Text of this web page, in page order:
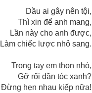
Dầu ai gây nên tội,
Thì xin để anh mang,
Lần này cho anh được,
Làm chiếc lược nhỏ sang.
Trong tay em thon nhỏ,
Gỡ rối dần tóc xanh?
Đừng hẹn nhau kiếp nữa!